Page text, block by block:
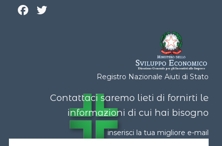
Registro Nazionale Aiuti di Stato
Contattaci saremo lieti di fornirti le
informazioni di cui hai bisogno​
inserisci la tua migliore e-mail